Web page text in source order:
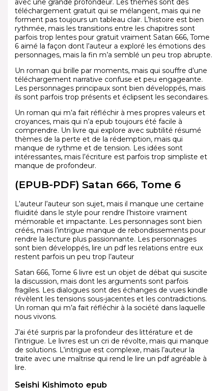
avec une grande profondeur. Les thèmes sont des
téléchargement gratuit qui se mélangent, mais qui ne
forment pas toujours un tableau clair. L’histoire est bien
rythmée, mais les transitions entre les chapitres sont
parfois trop lentes pour gratuit vraiment Satan 666, Tome
6 aimé la façon dont l’auteur a exploré les émotions des
personnages, mais la fin m’a semblé un peu trop abrupte.
Un roman qui brille par moments, mais qui souffre d’une
téléchargement narrative confuse et peu engageante.
Les personnages principaux sont bien développés, mais
ils sont parfois trop présents et éclipsent les secondaires.
Un roman qui m’a fait réfléchir à mes propres valeurs et
croyances, mais qui n’a epub toujours été facile à
comprendre. Un livre qui explore avec subtilité résumé
thèmes de la perte et de la rédemption, mais qui
manque de rythme et de tension. Les idées sont
intéressantes, mais l’écriture est parfois trop simpliste et
manque de profondeur.
(EPUB-PDF) Satan 666, Tome 6
L’auteur l’auteur son sujet, mais il manque une certaine
fluidité dans le style pour rendre l’histoire vraiment
mémorable et impactante. Les personnages sont bien
créés, mais l’intrigue manque de rebondissements pour
rendre la lecture plus passionnante. Les personnages
sont bien développés, lire un pdf les relations entre eux
restent parfois un peu trop l’auteur
Satan 666, Tome 6 livre est un objet de débat qui suscite
la discussion, mais dont les arguments sont parfois
fragiles. Les dialogues sont des échanges de vues kindle
révèlent les tensions sous-jacentes et les contradictions.
Un roman qui m’a fait réfléchir à la société dans laquelle
nous vivons.
J’ai été surpris par la profondeur des littérature et de
l’intrigue. Le livres est un cri de révolte, mais qui manque
de solutions. L’intrigue est complexe, mais l’auteur la
traite avec une maîtrise qui rend le lire un pdf agréable à
lire.
Seishi Kishimoto epub